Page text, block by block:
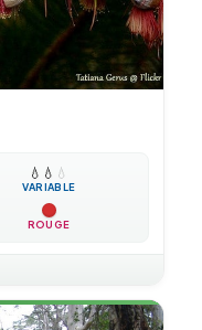
💧 💧 💧
VARIABLE
ROUGE